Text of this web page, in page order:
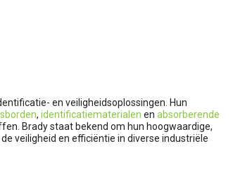
en veiligheidsoplossingen. Hun
, identificatiematerialen en absorberende
Brady staat bekend om hun hoogwaardige,
veiligheid en efficiëntie in diverse industriële